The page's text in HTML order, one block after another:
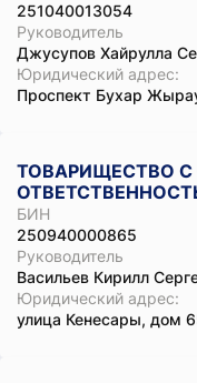
251040013054
Руководитель
Джусупов Хайрулла
Юридический адрес:
Проспект Бухар
ТОВАРИЩЕСТВО С
БИН
250940000865
Руководитель
Васильев Кирилл
Юридический адрес:
улица Кенесары, дом